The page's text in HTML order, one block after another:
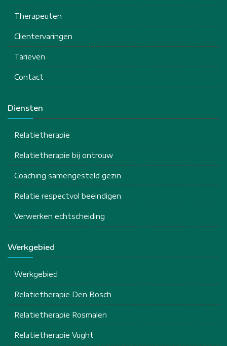
Therapeuten
Cliëntervaringen
Tarieven
Contact
Diensten
Relatietherapie
Relatietherapie bij ontrouw
Coaching samengesteld gezin
Relatie respectvol beëindigen
Verwerken echtscheiding
Werkgebied
Werkgebied
Relatietherapie Den Bosch
Relatietherapie Rosmalen
Relatietherapie Vught